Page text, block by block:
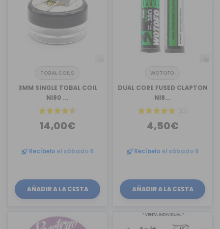
TOBAL COILS
3MM SINGLE TOBAL COIL
NI80 ...
14,00€
Recíbelo el sábado 8
AÑADIR A LA CESTA
WOTOFO
DUAL CORE FUSED CLAPTON
NI8...
(12)
4,50€
Recíbelo el sábado 8
AÑADIR A LA CESTA